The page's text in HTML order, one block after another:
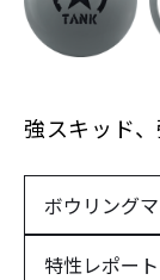
強スキッド、
ボウリング
特性レポート